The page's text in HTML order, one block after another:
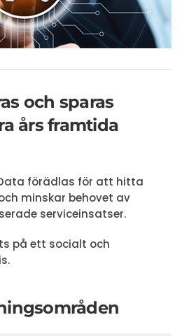
och sparas
års framtida
förädlas för att hitta
minskar behovet av
serviceinsatser.
på ett socialt och